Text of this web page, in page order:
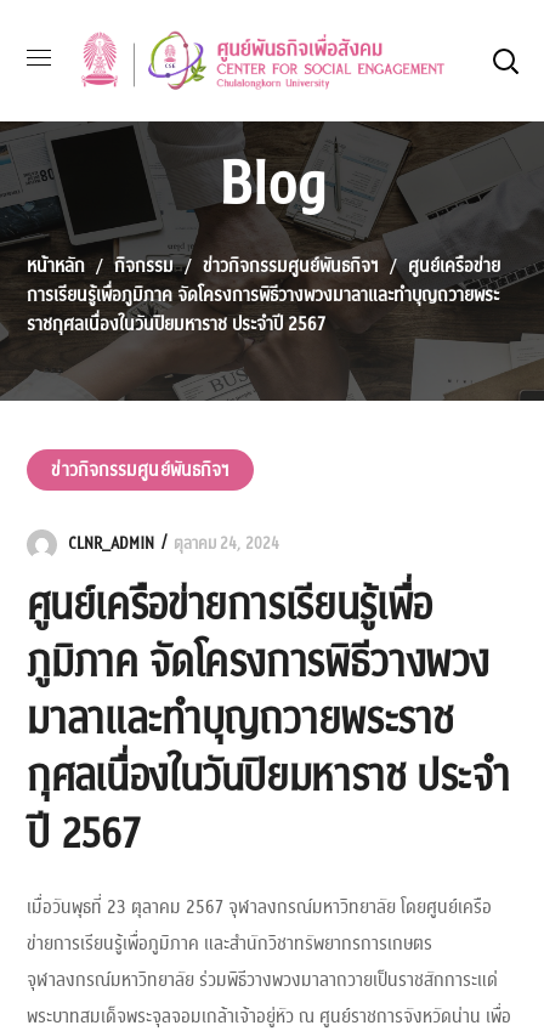
Blog
หน้าหลัก กิจกรรม ข่าวกิจกรรมศูนย์พันธกิจฯ
ศูนย์เครือข่าย
การเรียนรู้เพื่อภูมิภาค จัดโครงการพิธีวางพวงมาลาและทำบุญถวายพระ
ราชกุศลเนื่องในวันปิยมหาราช ประจำปี 2567
ข่าวกิจกรรมศูนย์พันธกิจฯ
CLNR_ADMIN ตุลาคม 24, 2024
ศูนย์เครือข่ายการเรียนรู้เพื่อ
ภูมิภาค จัดโครงการพิธีวางพวง
มาลาและทำบุญถวายพระราช
กุศลเนื่องในวันปิยมหาราช ประจำ
ปี 2567
เมื่อวันพุธที่ 23 ตุลาคม 2567 จุฬาลงกรณ์มหาวิทยาลัย โดยศูนย์เครือ
ข่ายการเรียนรู้เพื่อภูมิภาค และสำนักวิชาทรัพยากรการเกษตร
จุฬาลงกรณ์มหาวิทยาลัย ร่วมพิธีวางพวงมาลาถวายเป็นราชสักการะแด่
พระบาทสมเด็จพระจุลจอมเกล้าเจ้าอยู่หัว ณ ศูนย์ราชการจังหวัดน่าน เพื่อ